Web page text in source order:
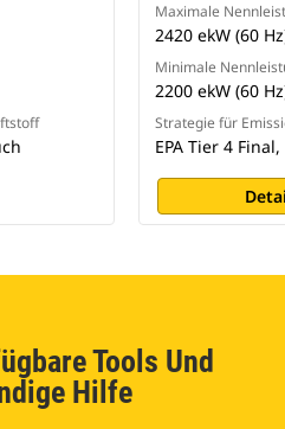
Maximale
2420 ekW (60
Minimale
2200 ekW (60
Strategie für
EPA Tier 4
Tools Und
Hilfe